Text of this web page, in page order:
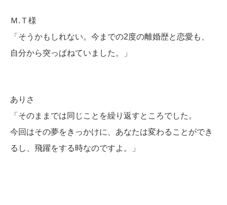
Ｍ.Ｔ様
「そうかもしれない。今までの2度の離婚歴と恋愛も、
自分から突っぱねていました。」
ありさ
「そのままでは同じことを繰り返すところでした。
今回はその夢をきっかけに、あなたは変わることができ
るし、飛躍をする時なのですよ。」